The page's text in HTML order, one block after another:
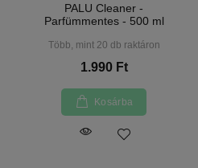
PALU Cleaner -
Parfümmentes - 500 ml
Több, mint 20 db raktáron
1.990 Ft
Kosárba